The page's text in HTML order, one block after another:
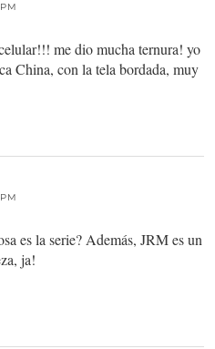
me dio mucha ternura! yo
China, con la tela bordada, muy
es la serie? Además, JRM es un
ja!